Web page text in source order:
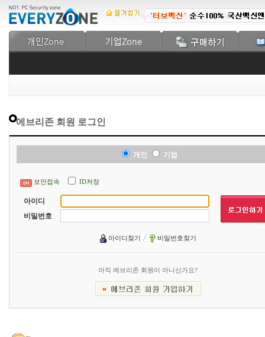
에브리존 회원 로그인
개인 기업
보안접속 ID저장
아이디
비밀번호
아이디찾기 비밀번호찾기
아직 에브리존 회원이 아니신가요?